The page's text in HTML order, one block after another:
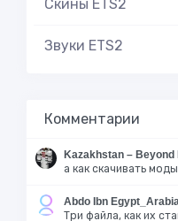
Скины ETS2
Звуки ETS2
Комментарии
Kazakhstan – Beyond
а как скачивать
Abdo Ibn
Три файла, как их